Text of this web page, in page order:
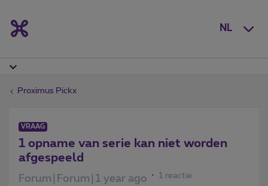
NL
Proximus Pickx
VRAAG
1 opname van serie kan niet worden
afgespeeld
Forum|Forum|1 year ago 1 reactie